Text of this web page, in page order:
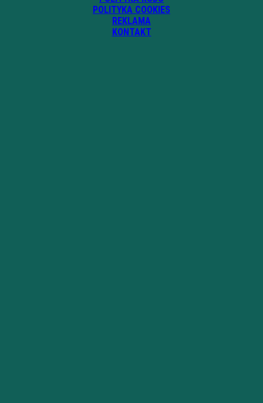
POLITYKA COOKIES
REKLAMA
KONTAKT